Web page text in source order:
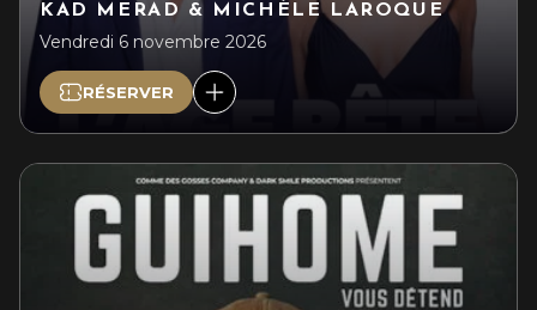
KAD MERAD & MICHÈLE LAROQUE
Vendredi 6 novembre 2026
RÉSERVER